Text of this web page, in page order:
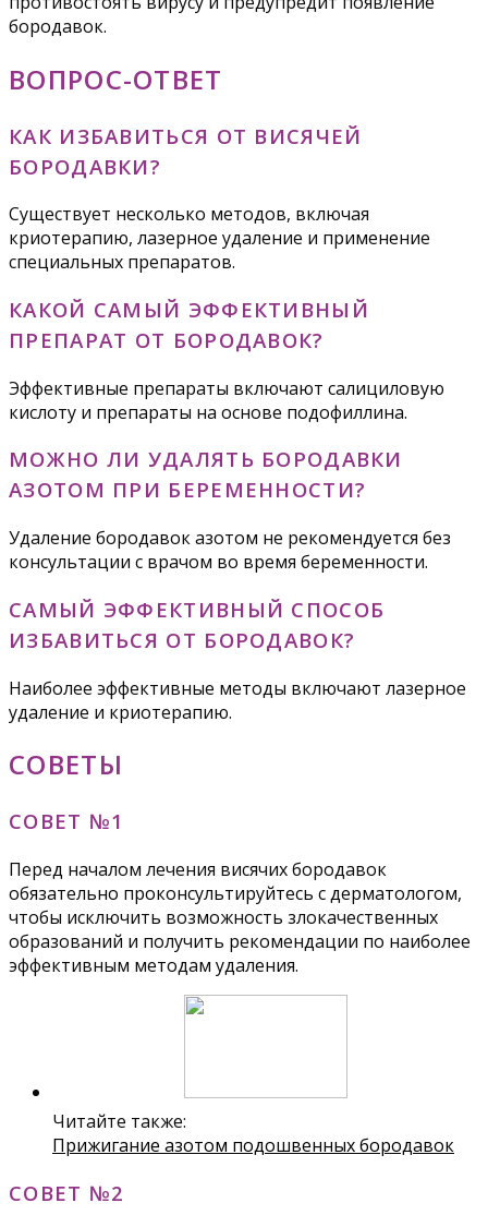
бородавок.
ВОПРОС-ОТВЕТ
КАК ИЗБАВИТЬСЯ ОТ ВИСЯЧЕЙ
БОРОДАВКИ?
Существует несколько методов, включая
криотерапию, лазерное удаление и применение
специальных препаратов.
КАКОЙ САМЫЙ ЭФФЕКТИВНЫЙ
ПРЕПАРАТ ОТ БОРОДАВОК?
Эффективные препараты включают салициловую
кислоту и препараты на основе подофиллина.
МОЖНО ЛИ УДАЛЯТЬ БОРОДАВКИ
АЗОТОМ ПРИ БЕРЕМЕННОСТИ?
Удаление бородавок азотом не рекомендуется без
консультации с врачом во время беременности.
САМЫЙ ЭФФЕКТИВНЫЙ СПОСОБ
ИЗБАВИТЬСЯ ОТ БОРОДАВОК?
Наиболее эффективные методы включают лазерное
удаление и криотерапию.
СОВЕТЫ
СОВЕТ №1
Перед началом лечения висячих бородавок
обязательно проконсультируйтесь с дерматологом,
чтобы исключить возможность злокачественных
образований и получить рекомендации по наиболее
эффективным методам удаления.
Читайте также:
Прижигание азотом подошвенных бородавок
СОВЕТ №2